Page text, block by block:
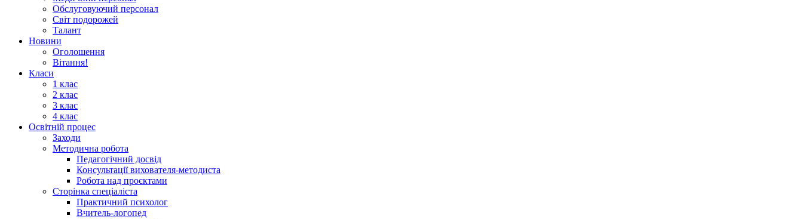
Обслуговуючий персонал
Світ подорожей
Талант
Новини
Оголошення
Вітання!
Класи
1 клас
2 клас
3 клас
4 клас
Освітній процес
Заходи
Методична робота
Педагогічний досвід
Консультації вихователя-методиста
Робота над проєктами
Сторінка спеціаліста
Практичний психолог
Вчитель-логопед